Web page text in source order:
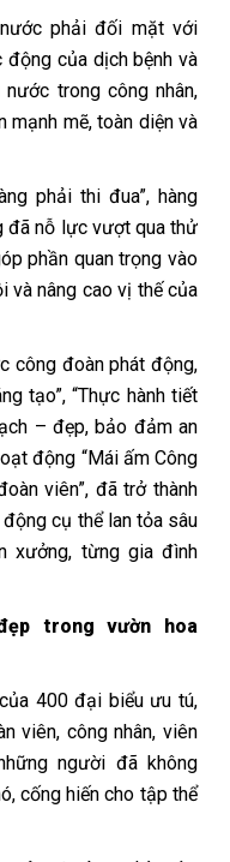
phải đối mặt với
của dịch bệnh và
trong công nhân,
mạnh mẽ, toàn diện và
phải thi đua”, hàng
đã nỗ lực vượt qua thử
phần quan trọng vào
và nâng cao vị thế của
công đoàn phát động,
tạo”, “Thực hành tiết
– đẹp, bảo đảm an
động “Mái ấm Công
viên”, đã trở thành
cụ thể lan tỏa sâu
xưởng, từng gia đình
trong vườn hoa
400 đại biểu ưu tú,
viên, công nhân, viên
người đã không
cống hiến cho tập thể